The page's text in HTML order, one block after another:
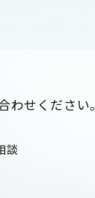
わせください。
談